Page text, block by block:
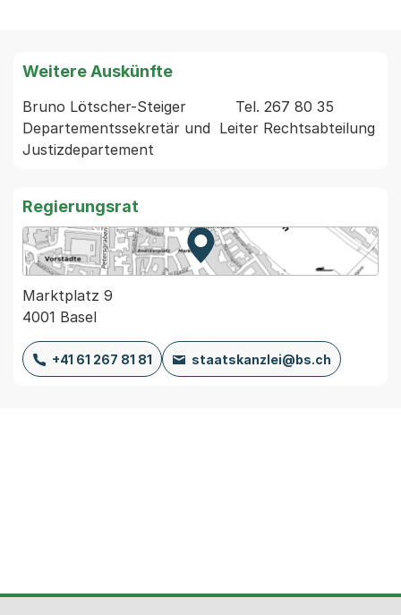
Weitere Auskünfte
Bruno Lötscher-Steiger           Tel. 267 80 35
Departementssekretär und  Leiter Rechtsabteilung
Regierungsrat
Zur Karte von MapBS.
Externer Link, wird in einem
Marktplatz 9
4001 Basel
+41 61 267 81 81 staatskanzlei@bs.ch